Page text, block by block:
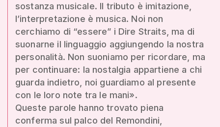
sostanza musicale. Il tributo è imitazione,
l’interpretazione è musica. Noi non
cerchiamo di “essere” i Dire Straits, ma di
suonarne il linguaggio aggiungendo la nostra
personalità. Non suoniamo per ricordare, ma
per continuare: la nostalgia appartiene a chi
guarda indietro, noi guardiamo al presente
con le loro note tra le mani».
Queste parole hanno trovato piena
conferma sul palco del Remondini,